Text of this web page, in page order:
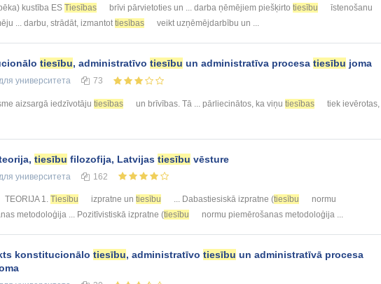
kustība ES Tiesības brīvi pārvietoties un ... darba ņēmējiem piešķirto tiesību
īstenošanu
... darbu, strādāt, izmantot tiesības veikt uzņēmējdarbību un ...
tiesību, administratīvo tiesību un administratīva procesa tiesību joma
для университета 73
aizsargā iedzīvotāju tiesības un brīvības. Tā ... pārliecinātos, ka viņu tiesības
tiek ievērotas,
tiesību filozofija, Latvijas tiesību vēsture
для университета 162
TEORIJA 1. Tiesību izpratne un tiesību ... Dabastiesiskā izpratne (tiesību
normu
metodoloģija ... Pozitīvistiskā izpratne (tiesību normu piemērošanas metodoloģija ...
konstitucionālo tiesību, administratīvo tiesību un administratīvā procesa